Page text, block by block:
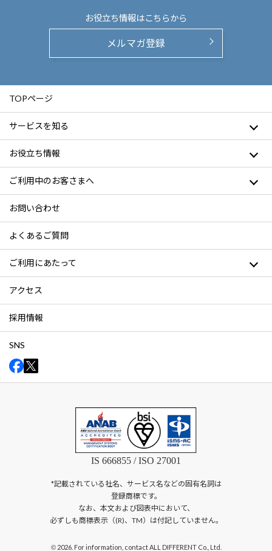
お役立ち情報はこちらから
メルマガ登録
TOPページ
サービスを知る
お役立ち情報
ご利用中のお客さまへ
お問い合わせ
よくあるご質問
ご利用にあたって
アクセス
採用情報
SNS
IS 666855 / ISO 27001
*記載されている社名、サービス名などの固有名詞は
登録商標です。
なお、本文および図表中において、
必ずしも商標表示（(R)、TM）は付記していません。
©2026. For information, contact ALL DIFFERENT Co., Ltd.